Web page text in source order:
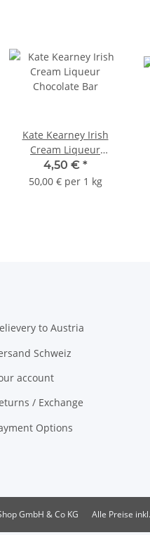
Kate Kearney Irish
Cream Liqueur
Chocolate Bar
4,50 € *
50,00 € per 1 kg
to Austria
Schweiz
account
/ Exchange
Options
GmbH & Co KG Alle Preise